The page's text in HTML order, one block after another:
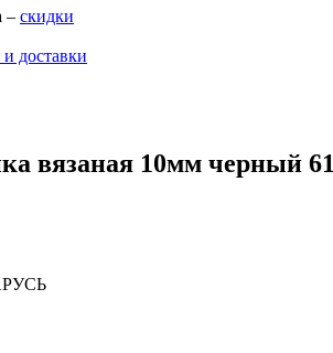
– скидки
доставки
вязаная 10мм черный